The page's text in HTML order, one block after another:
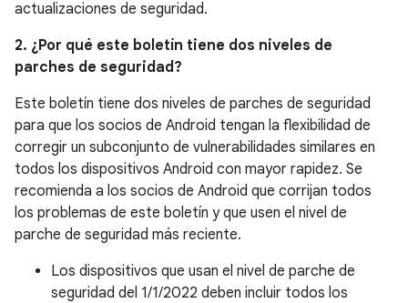
actualizaciones de seguridad.
2. ¿Por qué este boletín tiene dos niveles de
parches de seguridad?
Este boletín tiene dos niveles de parches de seguridad
para que los socios de Android tengan la flexibilidad de
corregir un subconjunto de vulnerabilidades similares en
todos los dispositivos Android con mayor rapidez. Se
recomienda a los socios de Android que corrijan todos
los problemas de este boletín y que usen el nivel de
parche de seguridad más reciente.
Los dispositivos que usan el nivel de parche de
seguridad del 1/1/2022 deben incluir todos los